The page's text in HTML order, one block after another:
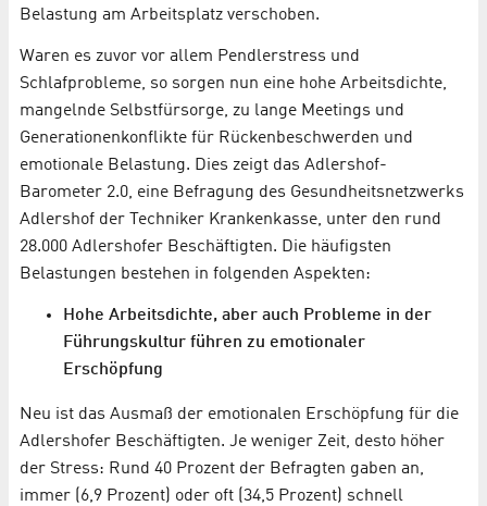
Belastung am Arbeitsplatz verschoben.
Waren es zuvor vor allem Pendlerstress und
Schlafprobleme, so sorgen nun eine hohe Arbeitsdichte,
mangelnde Selbstfürsorge, zu lange Meetings und
Generationenkonflikte für Rückenbeschwerden und
emotionale Belastung. Dies zeigt das Adlershof-
Barometer 2.0, eine Befragung des Gesundheitsnetzwerks
Adlershof der Techniker Krankenkasse, unter den rund
28.000 Adlershofer Beschäftigten. Die häufigsten
Belastungen bestehen in folgenden Aspekten:
Hohe Arbeitsdichte, aber auch Probleme in der
Führungskultur führen zu emotionaler
Erschöpfung
Neu ist das Ausmaß der emotionalen Erschöpfung für die
Adlershofer Beschäftigten. Je weniger Zeit, desto höher
der Stress: Rund 40 Prozent der Befragten gaben an,
immer (6,9 Prozent) oder oft (34,5 Prozent) schnell